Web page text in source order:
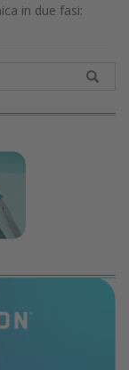
in due fasi: